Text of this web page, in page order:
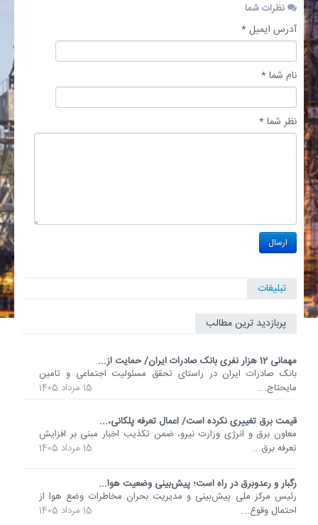
نظرات شما
آدرس ایمیل *
نام شما *
نظر شما *
تبلیغات
پربازدید ترین مطالب
مهمانی 12 هزار نفری بانک صادرات ایران/ حمایت از...
​بانک صادرات ایران در راستای تحقق مسئولیت اجتماعی و تامین
مایحتاج...
15 مرداد 1405
قیمت برق تغییری نکرده است/ اعمال تعرفه پلکانی،...
معاون برق و انرژی وزارت نیرو، ضمن تکذیب اخبار مبنی بر افزایش
تعرفه برق...
15 مرداد 1405
رگبار و رعدوبرق در راه است؛ پیش‌بینی وضعیت هوا...
رئیس مرکز ملی پیش‌بینی و مدیریت بحران مخاطرات وضع هوا از
احتمال وقوع...
15 مرداد 1405